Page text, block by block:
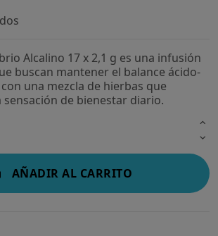
Alcalino 17 x 2,1 g es una infusión
buscan mantener el balance ácido-
una mezcla de hierbas que
de bienestar diario.
AÑADIR AL CARRITO